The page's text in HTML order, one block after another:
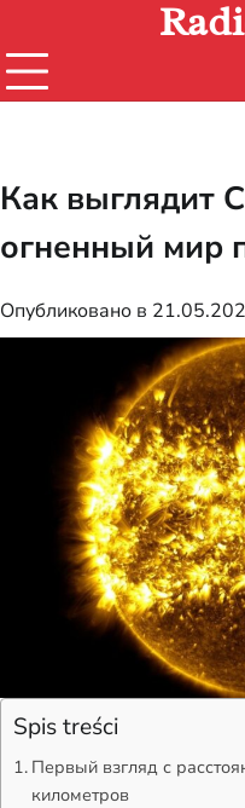
содержимому
Как выглядит
огненный мир
Опубликовано в
Spis treści
Первый взгляд с
километров